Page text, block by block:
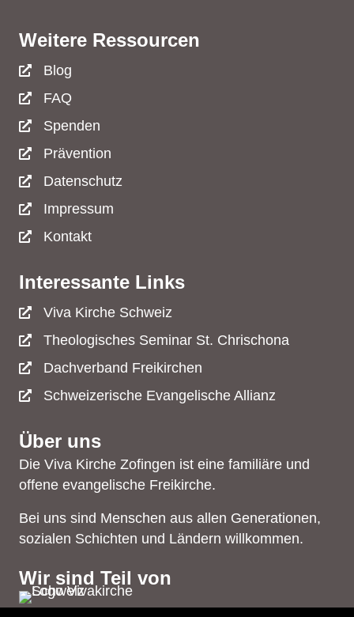
Weitere Ressourcen
Blog
FAQ
Spenden
Prävention
Datenschutz
Impressum
Kontakt
Interessante Links
Viva Kirche Schweiz
Theologisches Seminar St. Chrischona
Dachverband Freikirchen
Schweizerische Evangelische Allianz
Über uns
Die Viva Kirche Zofingen ist eine familiäre und
offene evangelische Freikirche.
Bei uns sind Menschen aus allen Generationen,
sozialen Schichten und Ländern willkommen.
Wir sind Teil von